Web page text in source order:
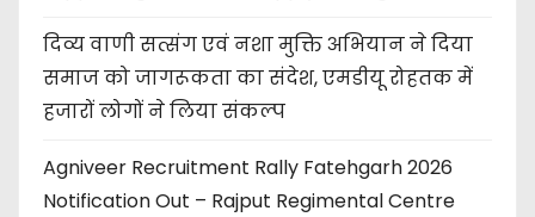
दिव्य वाणी सत्संग एवं नशा मुक्ति अभियान ने दिया
समाज को जागरूकता का संदेश, एमडीयू रोहतक में
हजारों लोगों ने लिया संकल्प
Agniveer Recruitment Rally Fatehgarh 2026
Notification Out – Rajput Regimental Centre